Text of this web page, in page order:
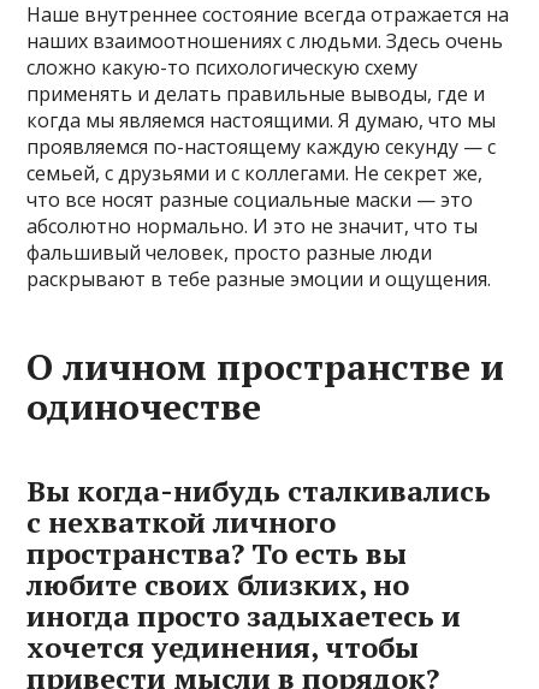
Наше внутреннее состояние всегда отражается на
наших взаимоотношениях с людьми. Здесь очень
сложно какую-то психологическую схему
применять и делать правильные выводы, где и
когда мы являемся настоящими. Я думаю, что мы
проявляемся по-настоящему каждую секунду — с
семьей, с друзьями и с коллегами. Не секрет же,
что все носят разные социальные маски — это
абсолютно нормально. И это не значит, что ты
фальшивый человек, просто разные люди
раскрывают в тебе разные эмоции и ощущения.
О личном пространстве и
одиночестве
Вы когда-нибудь сталкивались
с нехваткой личного
пространства? То есть вы
любите своих близких, но
иногда просто задыхаетесь и
хочется уединения, чтобы
привести мысли в порядок?